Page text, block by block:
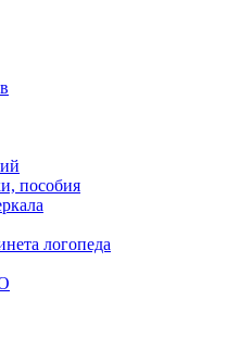
пособия
логопеда